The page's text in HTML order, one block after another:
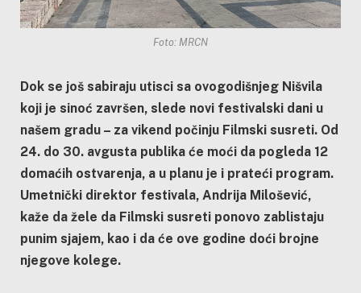
Foto: MRCN
Dok se još sabiraju utisci sa ovogodišnjeg Nišvila
koji je sinoć završen, slede novi festivalski dani u
našem gradu – za vikend počinju Filmski susreti. Od
24. do 30. avgusta publika će moći da pogleda 12
domaćih ostvarenja, a u planu je i prateći program.
Umetnički direktor festivala, Andrija Milošević,
kaže da žele da Filmski susreti ponovo zablistaju
punim sjajem, kao i da će ove godine doći brojne
njegove kolege.